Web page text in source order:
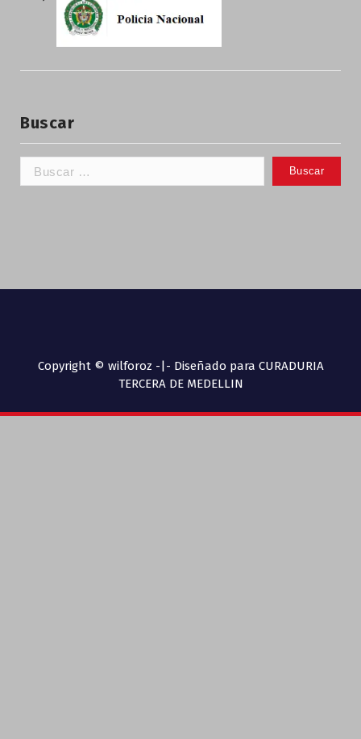
Buscar
Copyright © wilforoz -|- Diseñado para CURADURIA
TERCERA DE MEDELLIN